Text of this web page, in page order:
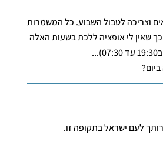
וצריכה לטבול השבוע. כל המשמרות
שאין לי אופציה ללכת בשעות האלה
לעם ישראל בתקופה זו.